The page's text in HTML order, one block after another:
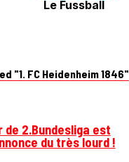
Le Fussball
"1. FC Heidenheim 1846"
de 2.Bundesliga est
du très lourd !